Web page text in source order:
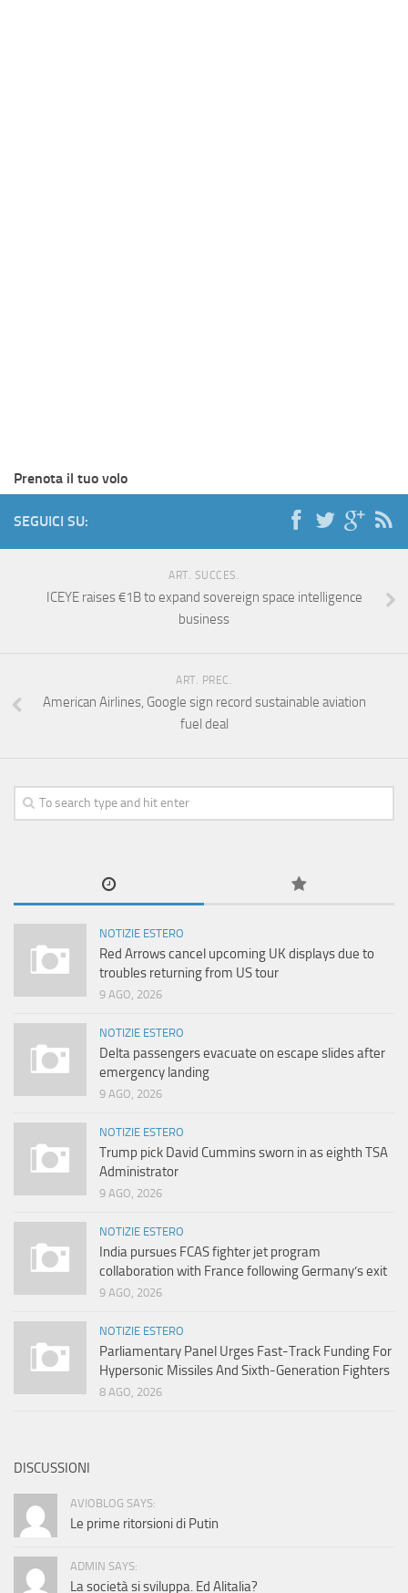
Prenota il tuo volo
SEGUICI SU:
ART. SUCCES.
ICEYE raises €1B to expand sovereign space intelligence
business
ART. PREC.
American Airlines, Google sign record sustainable aviation
fuel deal
NOTIZIE ESTERO
Red Arrows cancel upcoming UK displays due to
troubles returning from US tour
9 AGO, 2026
NOTIZIE ESTERO
Delta passengers evacuate on escape slides after
emergency landing
9 AGO, 2026
NOTIZIE ESTERO
Trump pick David Cummins sworn in as eighth TSA
Administrator
9 AGO, 2026
NOTIZIE ESTERO
India pursues FCAS fighter jet program
collaboration with France following Germany’s exit
9 AGO, 2026
NOTIZIE ESTERO
Parliamentary Panel Urges Fast-Track Funding For
Hypersonic Missiles And Sixth-Generation Fighters
8 AGO, 2026
DISCUSSIONI
AVIOBLOG SAYS:
Le prime ritorsioni di Putin
ADMIN SAYS:
La società si sviluppa. Ed Alitalia?